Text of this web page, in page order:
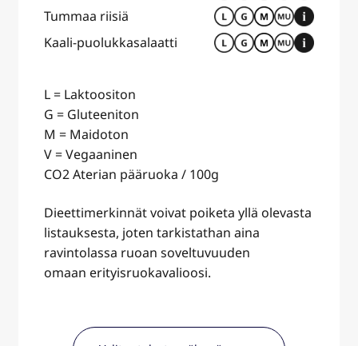
Tummaa riisiä
Kaali-puolukkasalaatti
L = Laktoositon
G = Gluteeniton
M = Maidoton
V = Vegaaninen
CO2 Aterian pääruoka / 100g
Dieettimerkinnät voivat poiketa yllä olevasta
listauksesta, joten tarkistathan aina
ravintolassa ruoan soveltuvuuden
omaan erityisruokavalioosi.